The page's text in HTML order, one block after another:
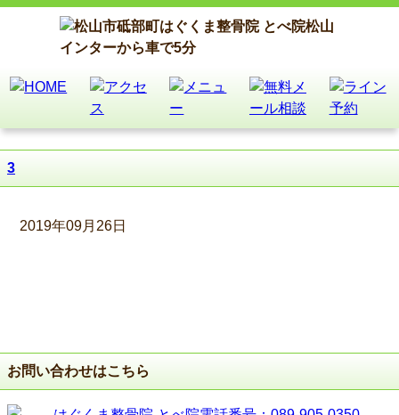
3
2019年09月26日
お問い合わせはこちら